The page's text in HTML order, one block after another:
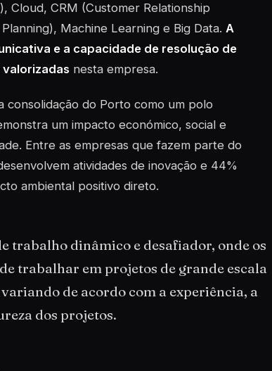
Cloud, CRM (Customer Relationship
Machine Learning e Big Data. A
e a capacidade de resolução de
nesta empresa.
do Porto como um polo
um impacto económico, social e
Entre as empresas que fazem parte do
atividades de inovação e 44%
ambiental positivo direto.
trabalho dinâmico e desafiador, onde os
trabalhar em projetos de grande escala
de acordo com a experiência, a
dos projetos.